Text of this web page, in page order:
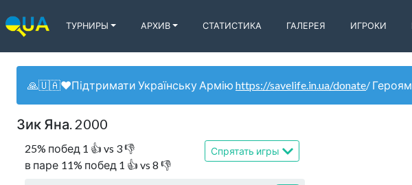
ТУРНИРЫ АРХИВ СТАТИСТИКА ГАЛЕРЕЯ ИГРОКИ
🙏🇺🇦❤️Підтримати Українську Армію https://savelife.in.ua/donate/
Зик Яна. 2000
25% побед 1 👍 vs 3👎
в паре 11% побед 1 👍 vs 8 👎
Спрятать игры